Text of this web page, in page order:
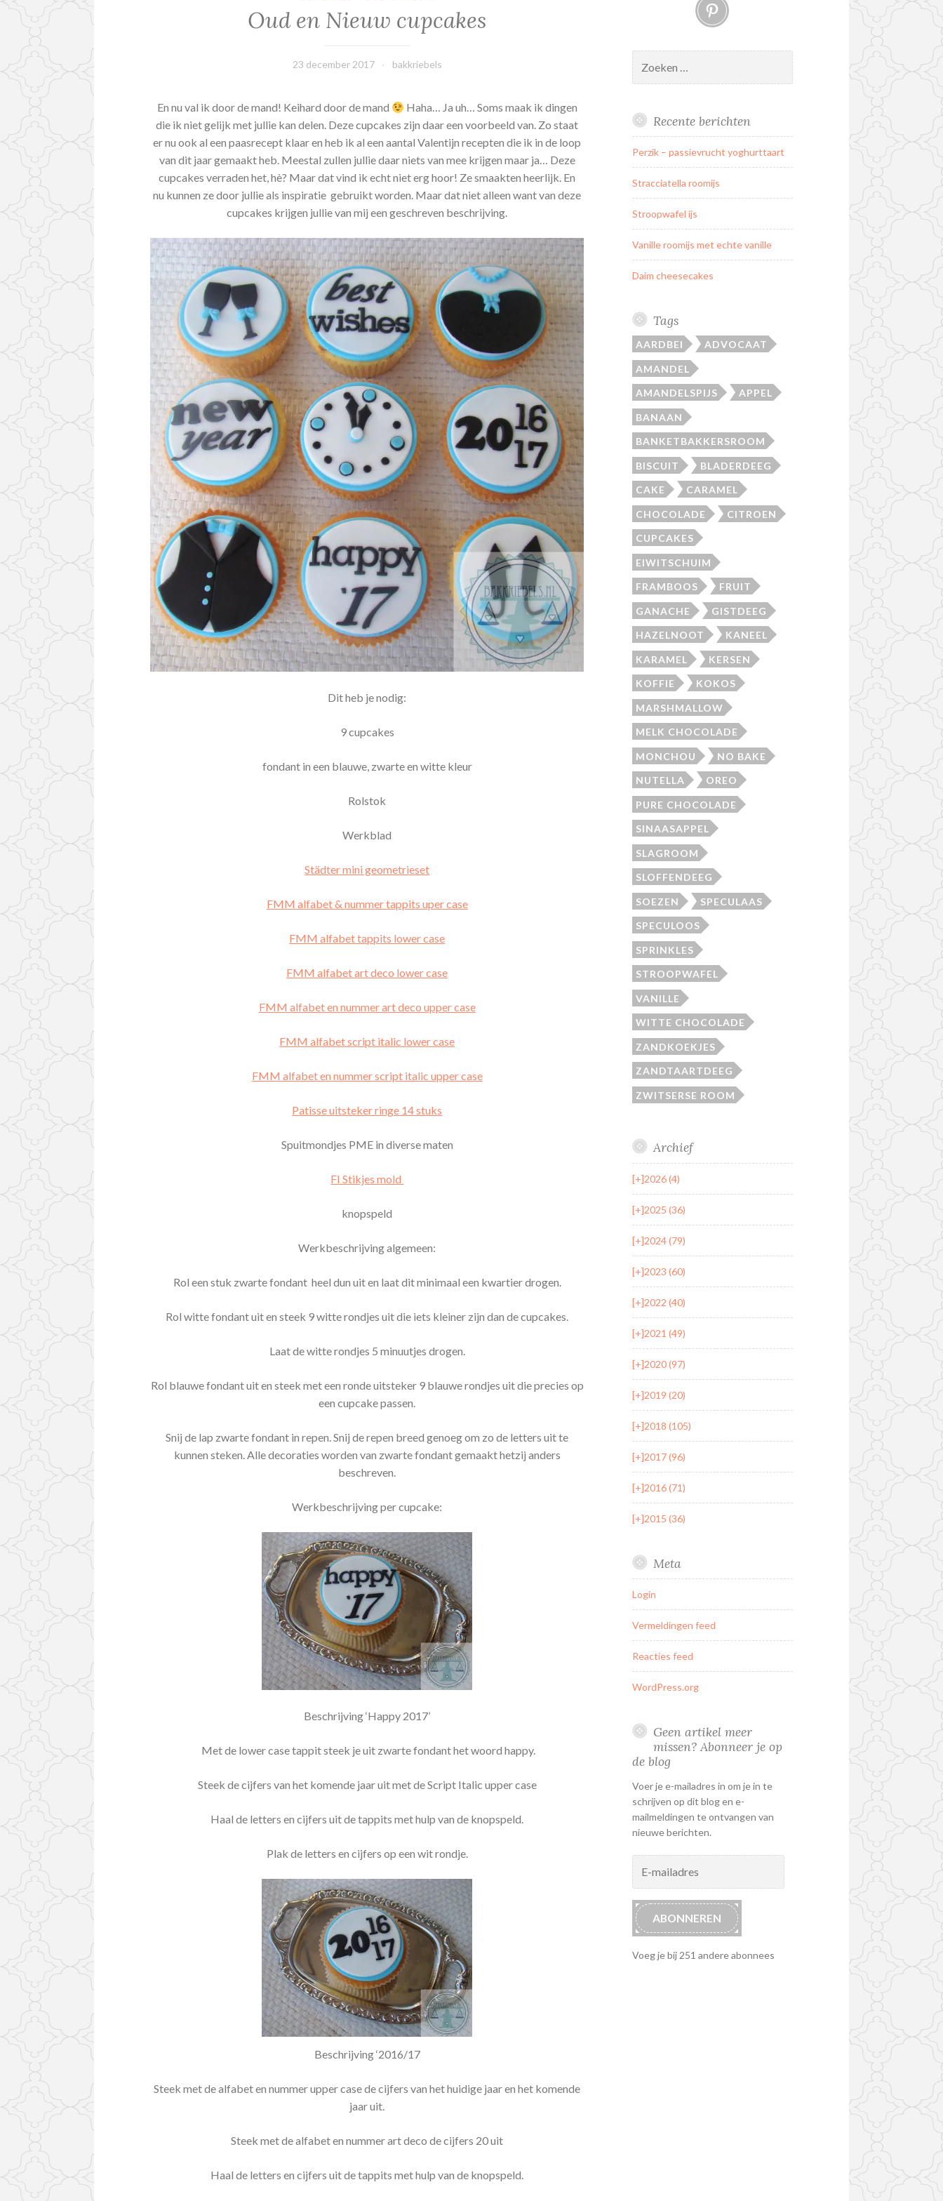
Oud en Nieuw cupcakes
23 december 2017 bakkriebels
En nu val ik door de mand! Keihard door de mand
Haha… Ja uh… Soms maak ik dingen
die ik niet gelijk met jullie kan delen. Deze cupcakes zijn daar een voorbeeld van. Zo staat
er nu ook al een paasrecept klaar en heb ik al een aantal Valentijn recepten die ik in de loop
van dit jaar gemaakt heb. Meestal zullen jullie daar niets van mee krijgen maar ja… Deze
cupcakes verraden het, hè? Maar dat vind ik echt niet erg hoor! Ze smaakten heerlijk. En
nu kunnen ze door jullie als inspiratie gebruikt worden. Maar dat niet alleen want van deze
cupcakes krijgen jullie van mij een geschreven beschrijving.
Dit heb je nodig:
9 cupcakes
fondant in een blauwe, zwarte en witte kleur
Rolstok
Werkblad
Städter mini geometrieset
FMM alfabet & nummer tappits uper case
FMM alfabet tappits lower case
FMM alfabet art deco lower case
FMM alfabet en nummer art deco upper case
FMM alfabet script italic lower case
FMM alfabet en nummer script italic upper case
Patisse uitsteker ringe 14stuks
Spuitmondjes PME in diverse maten
FI Stikjes mold
knopspeld
Werkbeschrijving algemeen:
Rol een stuk zwarte fondant heel dun uit en laat dit minimaal een kwartier drogen.
Rol witte fondant uit en steek 9 witte rondjes uit die iets kleiner zijn dan de cupcakes.
Laat de witte rondjes 5 minuutjes drogen.
Rol blauwe fondant uit en steek met een ronde uitsteker 9 blauwe rondjes uit die precies op
een cupcake passen.
Snij de lap zwarte fondant in repen. Snij de repen breed genoeg om zo de letters uit te
kunnen steken. Alle decoraties worden van zwarte fondant gemaakt hetzij anders
beschreven.
Werkbeschrijving per cupcake:
Beschrijving ‘Happy 2017’
Met de lower case tappit steek je uit zwarte fondant het woord happy.
Steek de cijfers van het komende jaar uit met de Script Italic upper case
Haal de letters en cijfers uit de tappits met hulp van de knopspeld.
Plak de letters en cijfers op een wit rondje.
Beschrijving ‘2016/17
Steek met de alfabet en nummer upper case de cijfers van het huidige jaar en het komende
jaar uit.
Steek met de alfabet en nummer art deco de cijfers 20 uit
Haal de letters en cijfers uit de tappits met hulp van de knopspeld.
naar:
Recente berichten
Perzik – passievrucht yoghurttaart
Stracciatella roomijs
Stroopwafel ijs
Vanille roomijs met echte vanille
Daim cheesecakes
Tags
AARDBEI ADVOCAAT
AMANDEL
AMANDELSPIJS APPEL
BANAAN
BANKETBAKKERSROOM
BISCUIT BLADERDEEG
CAKE CARAMEL
CHOCOLADE CITROEN
CUPCAKES
EIWITSCHUIM
FRAMBOOS FRUIT
GANACHE GISTDEEG
HAZELNOOT KANEEL
KARAMEL KERSEN
KOFFIE KOKOS
MARSHMALLOW
MELK CHOCOLADE
MONCHOU NO BAKE
NUTELLA OREO
PURE CHOCOLADE
SINAASAPPEL
SLAGROOM
SLOFFENDEEG
SOEZEN SPECULAAS
SPECULOOS
SPRINKLES
STROOPWAFEL
VANILLE
WITTE CHOCOLADE
ZANDKOEKJES
ZANDTAARTDEEG
ZWITSERSE ROOM
Archief
[+]2026 (4)
[+]2025 (36)
[+]2024 (79)
[+]2023 (60)
[+]2022 (40)
[+]2021 (49)
[+]2020 (97)
[+]2019 (20)
[+]2018 (105)
[+]2017 (96)
[+]2016 (71)
[+]2015 (36)
Meta
Login
Vermeldingen feed
Reacties feed
WordPress.org
Geen artikel meer
missen? Abonneer je op
de blog
Voer je e-mailadres in om je in te
schrijven op dit blog en e-
mailmeldingen te ontvangen van
nieuwe berichten.
mailadres
ABONNEREN
Voeg je bij 251 andere abonnees